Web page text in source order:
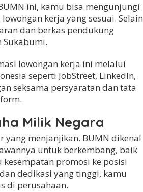
ini, kamu bisa mengunjungi
kerja yang sesuai. Selain
dan berkas pendukung
Sukabumi.
lowongan kerja ini melalui
seperti JobStreet, LinkedIn,
seksama persyaratan dan tata
Milik Negara
yang menjanjikan. BUMN dikenal
untuk berkembang, baik
promosi ke posisi
dedikasi yang tinggi, kamu
di perusahaan.